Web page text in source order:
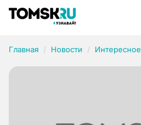
Главная Новости Интересное